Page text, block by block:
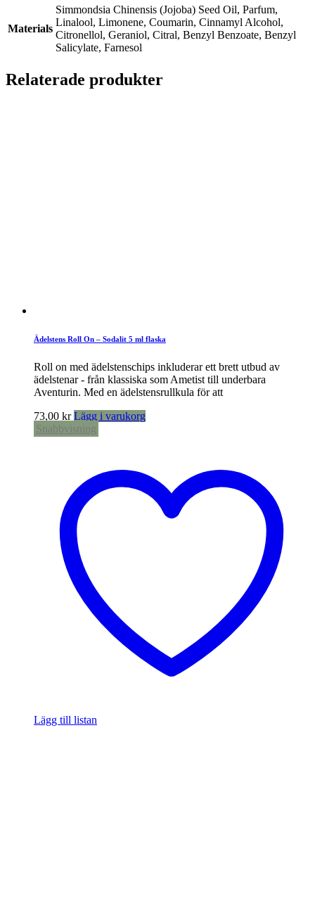
Materials
Simmondsia Chinensis (Jojoba) Seed Oil, Parfum,
Linalool, Limonene, Coumarin, Cinnamyl Alcohol,
Citronellol, Geraniol, Citral, Benzyl Benzoate, Benzyl
Salicylate, Farnesol
Relaterade produkter
Ädelstens Roll On – Sodalit 5 ml flaska
Roll on med ädelstenschips inkluderar ett brett utbud av
ädelstenar - från klassiska som Ametist till underbara
Aventurin. Med en ädelstensrullkula för att
73,00 kr Lägg i varukorg
Snabbvisning
Lägg till listan